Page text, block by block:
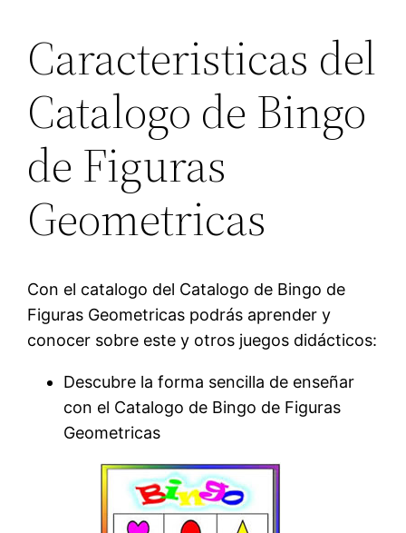
Caracteristicas del
Catalogo de Bingo
de Figuras
Geometricas
Con el catalogo del Catalogo de Bingo de
Figuras Geometricas podrás aprender y
conocer sobre este y otros juegos didácticos:
Descubre la forma sencilla de enseñar
con el Catalogo de Bingo de Figuras
Geometricas